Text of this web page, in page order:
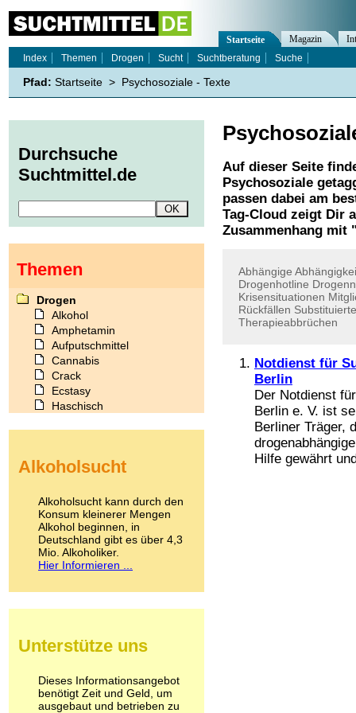
Auf dieser Seite
Psychosoziale
passen dabei am
Tag-Cloud zeigt Dir
Zusammenhang mit
Abhängige
Drogenhotline
Krisensituationen
Rückfällen Substituierte
Therapieabbrüchen
Notdienst für
Berlin
Der Notdienst
Berlin e. V. ist
Berliner Träger,
Hilfe gewährt
Startseite Magazin
Index
Themen Drogen Sucht Suchtberatung Suche
Pfad: Startseite > Psychosoziale - Texte
Durchsuche
Suchtmittel.de
Themen
Drogen
Alkohol
Amphetamin
Aufputschmittel
Cannabis
Crack
Ecstasy
Haschisch
Kokain
LSD
Marihuana
Medikamente
Meskalin
Metamphetamin
Methadon
Pilze
Psychopharmaka
Schlafmittel
Schmerzmittel
Alkoholsucht
Alkoholsucht kann durch den
Konsum kleinerer Mengen
Alkohol beginnen, in
Deutschland gibt es über 4,3
Mio. Alkoholiker.
Hier Informieren ...
Unterstütze uns
Dieses Informationsangebot
benötigt Zeit und Geld, um
ausgebaut und betrieben zu